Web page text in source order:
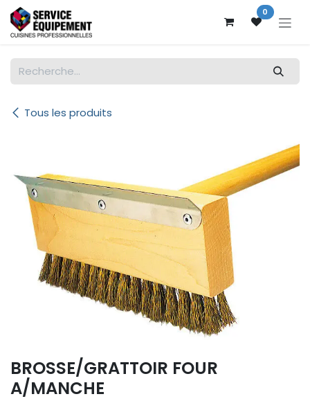
Se rendre au contenu 0
Tous les produits
BROSSE/GRATTOIR FOUR
A/MANCHE